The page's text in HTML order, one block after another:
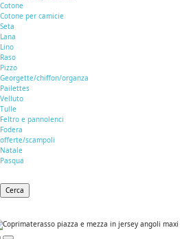
Cotone
Cotone per camicie
Seta
Lana
Lino
Raso
Pizzo
Georgette/chiffon/organza
Pailettes
Velluto
Tulle
Feltro e pannolenci
Fodera
offerte/scampoli
Natale
Pasqua
Cerca